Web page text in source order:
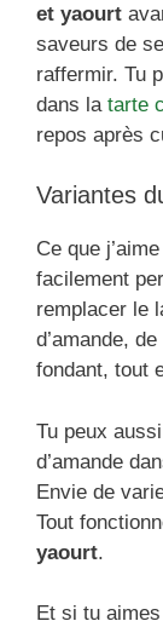
et yaourt
saveurs de
raffermir. Tu
dans la tarte
repos après
Variantes
Ce que
facilement
remplacer le
d’amande,
fondant, tout
Tu peux
d’amande
Envie de
Tout
yaourt.
Et si tu